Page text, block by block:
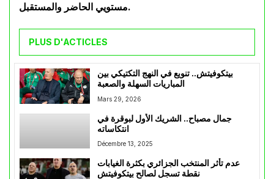
مستويي الحاضر والمستقبل.
PLUS D'ACTICLES
بيتكوفيتش.. تنويع في النهج التكتيكي بين
المباريات السهلة والصعبة
Mars 29, 2026
جمال مصباح.. الشريك الأول لبوقرة في
انتكاساته
Décembre 13, 2025
عدم تأثر المنتخب الجزائري بكثرة الغيابات
نقطة تسجل لصالح بيتكوفيتش